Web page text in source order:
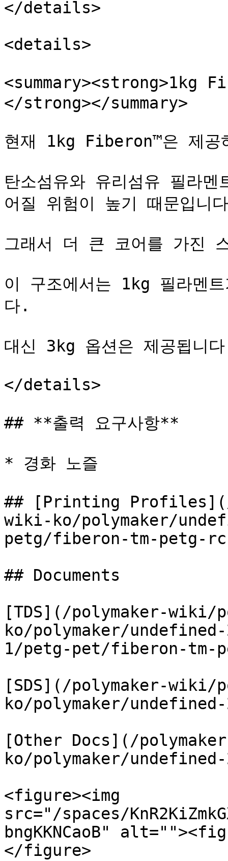
</details>
<details>
<summary><strong>1kg
</strong></summary>
현재 1kg Fiberon™은 제공
탄소섬유와 유리섬유 필라
어질 위험이 높기 때문입니
그래서 더 큰 코어를 가진
이 구조에서는 1kg 필라멘
다.
대신 3kg 옵션은 제공됩니
</details>
## **출력 요구사항**
* 경화 노즐
## [Printing Profiles](/
wiki-ko/polymaker/
petg/fiberon-tm-petg-
## Documents
[TDS](/polymaker-wiki/
ko/polymaker/
1/petg-pet/fiberon-tm-
[SDS](/polymaker-wiki/
ko/polymaker/
[Other Docs](/
ko/polymaker/
<figure><img
src="/spaces/
bngKKNCaoB"
</figure>